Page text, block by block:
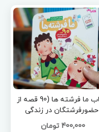
کتاب ما فرشته ها (90 قصه از
حضورفرشتگان در زندگی
روزمره)
400,000 تومان